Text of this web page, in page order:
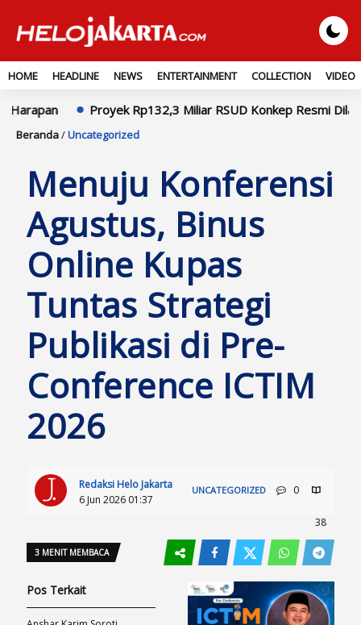
HOME HEADLINE NEWS ENTERTAINMENT COLLECTION VIDEO
Rp132,3 Miliar RSUD Konkep Resmi Dilaporkan ke Kejati
Beranda/Uncategorized
Menuju Konferensi
Agustus, Binus
Online Kupas
Tuntas Strategi
Publikasi di Pre-
Conference ICTIM
2026
Redaksi Helo Jakarta
6 Jun 2026 01:37
UNCATEGORIZED 0
38
3 MENIT MEMBACA
Pos Terkait